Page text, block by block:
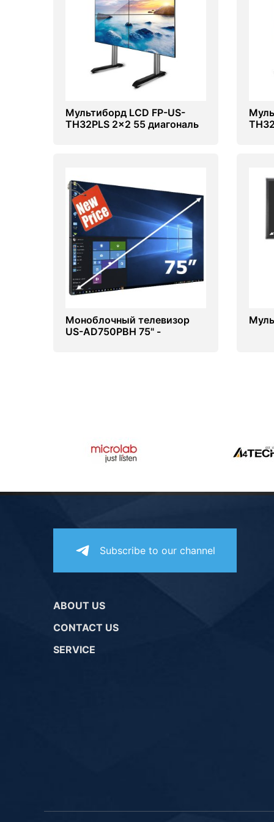
PC components
Мультиборд LCD FP-US-
TH32PLS 2x2 55 диагональ
Моноблочный телевизор
US-AD750PBH 75" -
Subscribe to our channel
ABOUT US
CONTACT US
SERVICE